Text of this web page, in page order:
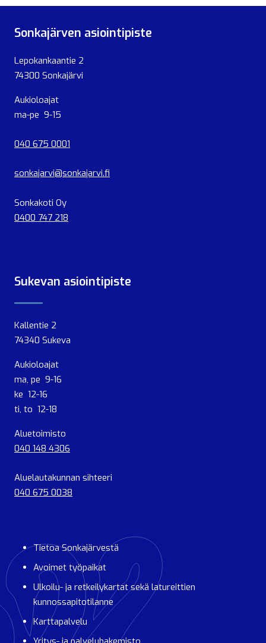
Sonkajärven asiointipiste
Lepokankaantie 2
74300 Sonkajärvi
Aukioloajat
ma-pe 9-15
040 675 0001
sonkajarvi@sonkajarvi.fi
Sonkakoti Oy
0400 747 218
Sukevan asiointipiste
Kallentie 2
74340 Sukeva
Aukioloajat
ma, pe 9-16
ke 12-16
ti, to 12-18
Aluetoimisto
040 148 4306
Aluelautakunnan sihteeri
040 675 0038
Tietoa Sonkajärvestä
Avoimet työpaikat
Ulkoilu- ja retkeilykartat sekä latureittien
kunnossapitotilanne
Karttapalvelu